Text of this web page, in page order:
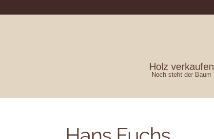
Holz verkaufen
Noch steht der Baum